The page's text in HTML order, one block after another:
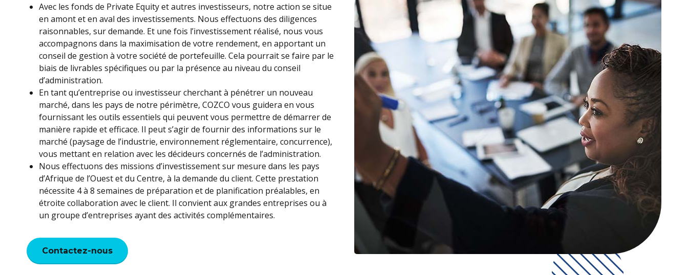
Avec les fonds de Private Equity et autres investisseurs, notre action se situe
en amont et en aval des investissements. Nous effectuons des diligences
raisonnables, sur demande. Et une fois l’investissement réalisé, nous vous
accompagnons dans la maximisation de votre rendement, en apportant un
conseil de gestion à votre société de portefeuille. Cela pourrait se faire par le
biais de livrables spécifiques ou par la présence au niveau du conseil
d’administration.
En tant qu’entreprise ou investisseur cherchant à pénétrer un nouveau
marché, dans les pays de notre périmètre, COZCO vous guidera en vous
fournissant les outils essentiels qui peuvent vous permettre de démarrer de
manière rapide et efficace. Il peut s’agir de fournir des informations sur le
marché (paysage de l’industrie, environnement réglementaire, concurrence),
vous mettant en relation avec les décideurs concernés de l’administration.
Nous effectuons des missions d’investissement sur mesure dans les pays
d’Afrique de l’Ouest et du Centre, à la demande du client. Cette prestation
nécessite 4 à 8 semaines de préparation et de planification préalables, en
étroite collaboration avec le client. Il convient aux grandes entreprises ou à
un groupe d’entreprises ayant des activités complémentaires.
Contactez-nous